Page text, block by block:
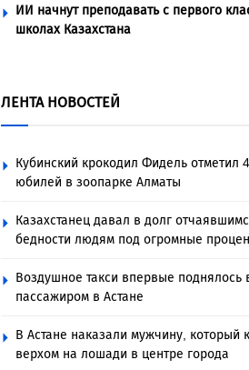
ИИ начнут преподавать с первого
школах Казахстана
ЛЕНТА НОВОСТЕЙ
Кубинский крокодил Фидель отметил
юбилей в зоопарке Алматы
Казахстанец давал в долг
бедности людям под огромные
Воздушное такси впервые поднялось
пассажиром в Астане
В Астане наказали мужчину, который
верхом на лошади в центре города